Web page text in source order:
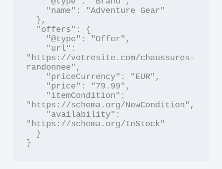
"https://votresite.com/chaussures-
randonnee",
"https://schema.org/NewCondition",
"https://schema.org/InStock"
}